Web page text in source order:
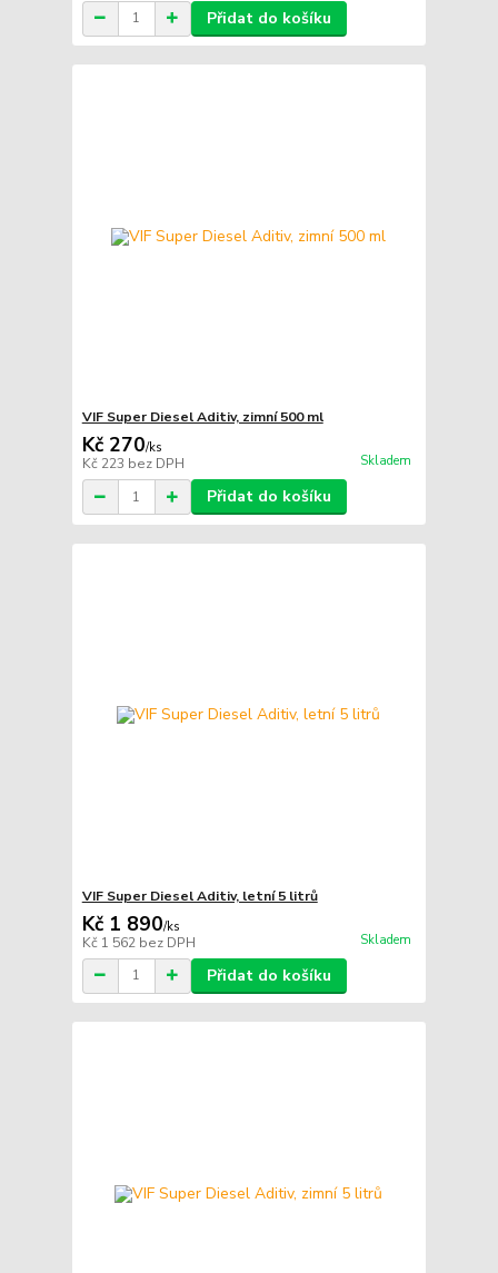
Přidat do košíku
VIF Super Diesel Aditiv, zimní 500 ml
Kč 270/ks
Kč 223 bez DPH Skladem
Přidat do košíku
VIF Super Diesel Aditiv, letní 5 litrů
Kč 1 890/ks
Kč 1 562 bez DPH Skladem
Přidat do košíku